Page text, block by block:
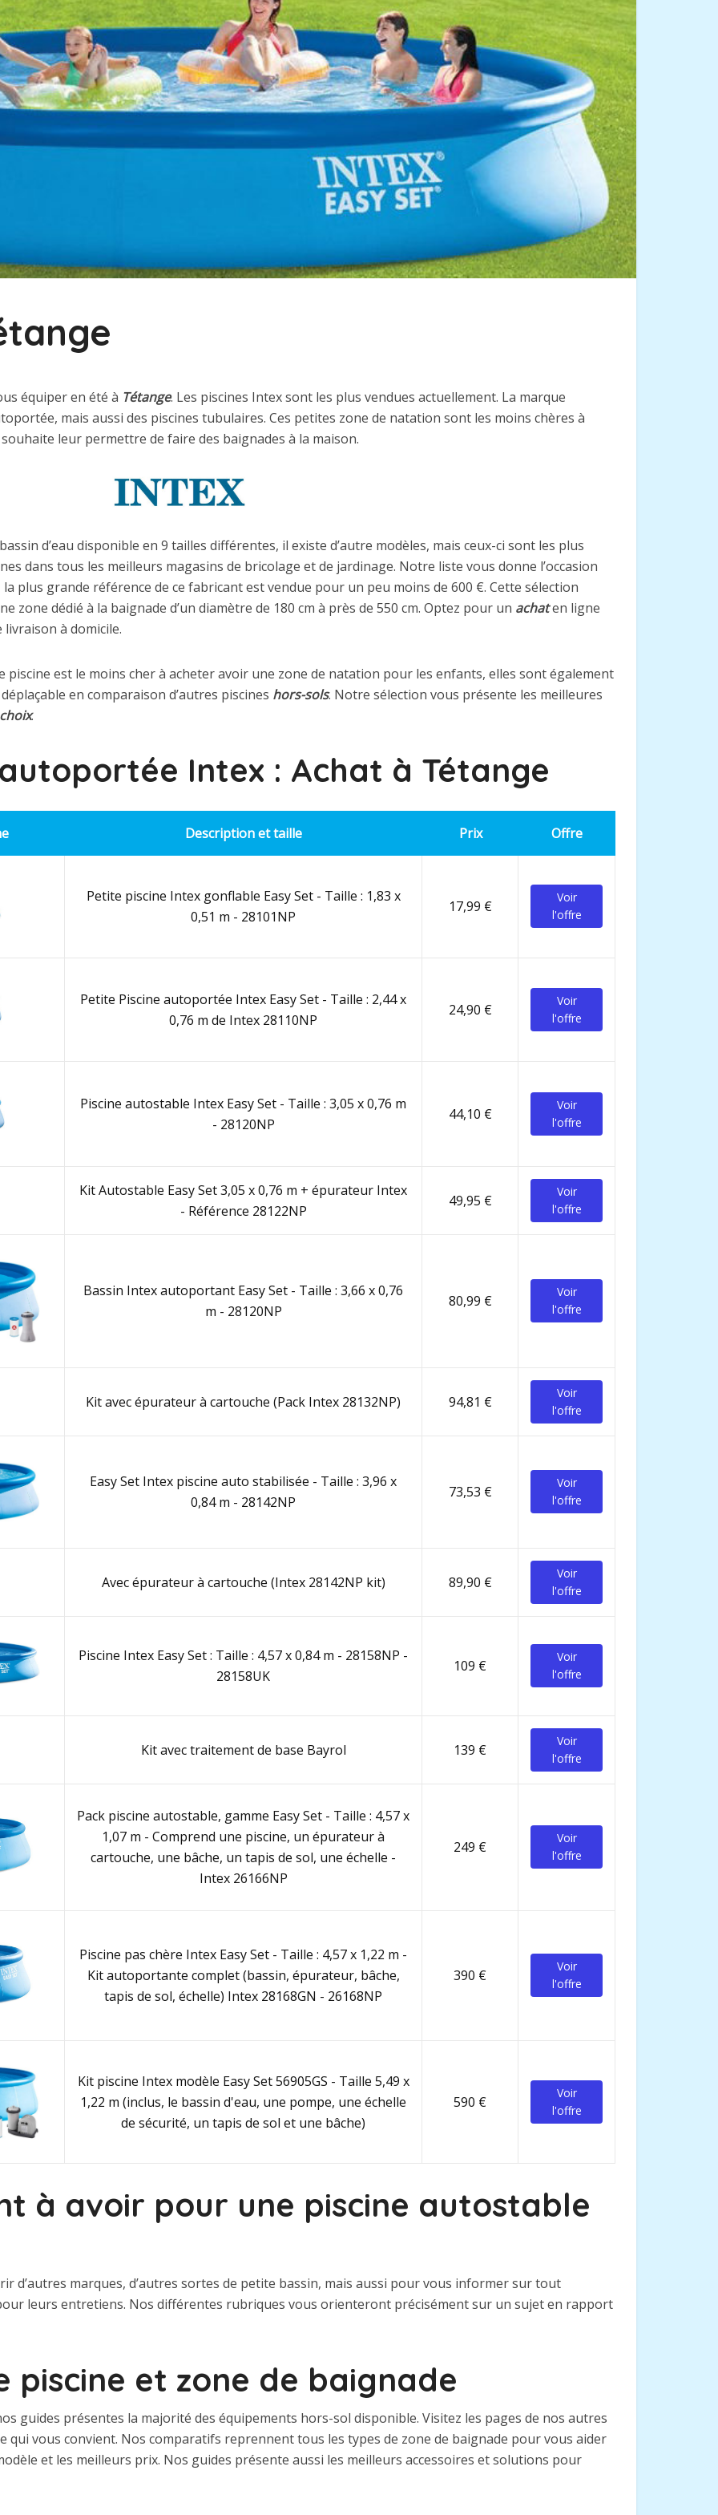
équiper en été à Tétange. Les piscines Intex sont les plus vendues actuellement. La marque
mais aussi des piscines tubulaires. Ces petites zone de natation sont les moins chères à
leur permettre de faire des baignades à la maison.
d’eau disponible en 9 tailles différentes, il existe d’autre modèles, mais ceux-ci sont les plus
dans tous les meilleurs magasins de bricolage et de jardinage. Notre liste vous donne l’occasion
plus grande référence de ce fabricant est vendue pour un peu moins de 600 €. Cette sélection
zone dédié à la baignade d’un diamètre de 180 cm à près de 550 cm. Optez pour un achaten ligne
à domicile.
piscine est le moins cher à acheter avoir une zone de natation pour les enfants, elles sont également
en comparaison d’autres piscines hors-sols. Notre sélection vous présente les meilleures
choix.
Intex : Achat à Tétange
Description et taille Prix Offre
Petite piscine Intex gonflable Easy Set - Taille : 1,83 x
0,51 m - 28101NP
17,99 €
Voir
l'offre
Petite Piscine autoportée Intex Easy Set - Taille : 2,44 x
0,76 m de Intex 28110NP
24,90 €
Voir
l'offre
Piscine autostable Intex Easy Set - Taille : 3,05 x 0,76 m
- 28120NP
44,10 €
Voir
l'offre
Kit Autostable Easy Set 3,05 x 0,76 m + épurateur Intex
- Référence 28122NP
49,95 €
Voir
l'offre
Bassin Intex autoportant Easy Set - Taille : 3,66 x 0,76
m - 28120NP
80,99 €
Voir
l'offre
Kit avec épurateur à cartouche (Pack Intex 28132NP) 94,81 €
Voir
l'offre
Easy Set Intex piscine auto stabilisée - Taille : 3,96 x
0,84 m - 28142NP
73,53 €
Voir
l'offre
Avec épurateur à cartouche (Intex 28142NP kit) 89,90 €
Voir
l'offre
Piscine Intex Easy Set : Taille : 4,57 x 0,84 m - 28158NP -
28158UK
109 €
Voir
l'offre
Kit avec traitement de base Bayrol 139 €
Voir
l'offre
Pack piscine autostable, gamme Easy Set - Taille : 4,57 x
1,07 m - Comprend une piscine, un épurateur à
cartouche, une bâche, un tapis de sol, une échelle -
Intex 26166NP
249 €
Voir
l'offre
Piscine pas chère Intex Easy Set - Taille : 4,57 x 1,22 m -
Kit autoportante complet (bassin, épurateur, bâche,
tapis de sol, échelle) Intex 28168GN - 26168NP
390 €
Voir
l'offre
Kit piscine Intex modèle Easy Set 56905GS - Taille 5,49 x
1,22 m (inclus, le bassin d'eau, une pompe, une échelle
de sécurité, un tapis de sol et une bâche)
590 €
Voir
l'offre
à avoir pour une piscine autostable
d’autres marques, d’autres sortes de petite bassin, mais aussi pour vous informer sur tout
leurs entretiens. Nos différentes rubriques vous orienteront précisément sur un sujet en rapport
piscine et zone de baignade
guides présentes la majorité des équipements hors-sol disponible. Visitez les pages de nos autres
qui vous convient. Nos comparatifs reprennent tous les types de zone de baignade pour vous aider
et les meilleurs prix. Nos guides présente aussi les meilleurs accessoires et solutions pour